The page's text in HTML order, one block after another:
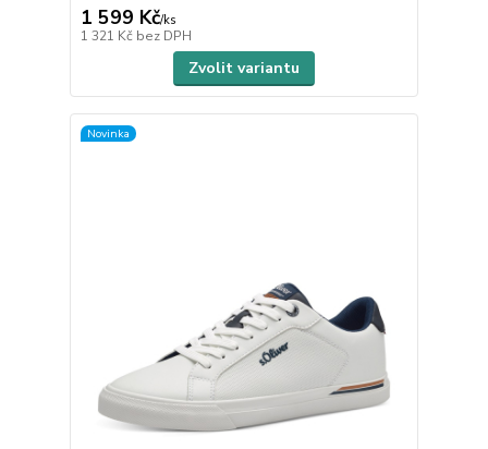
1 599 Kč/ks
1 321 Kč bez DPH
Zvolit variantu
Novinka